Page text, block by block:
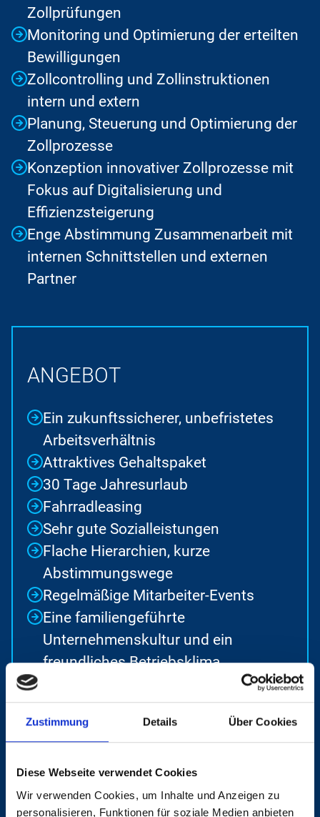
Zustimmung Details Über Cookies
Diese Webseite verwendet Cookies
Wir verwenden Cookies, um Inhalte und Anzeigen zu
personalisieren, Funktionen für soziale Medien anbieten
Zollprüfungen
Monitoring und Optimierung der erteilten
Bewilligungen
Zollcontrolling und Zollinstruktionen
intern und extern
Planung, Steuerung und Optimierung der
Zollprozesse
Konzeption innovativer Zollprozesse mit
Fokus auf Digitalisierung und
Effizienzsteigerung
Enge Abstimmung Zusammenarbeit mit
internen Schnittstellen und externen
Partner
ANGEBOT
Ein zukunftssicherer, unbefristetes
Arbeitsverhältnis
Attraktives Gehaltspaket
30 Tage Jahresurlaub
Fahrradleasing
Sehr gute Sozialleistungen
Flache Hierarchien, kurze
Abstimmungswege
Regelmäßige Mitarbeiter-Events
Eine familiengeführte
Unternehmenskultur und ein
freundliches Betriebsklima
Langjährige Berufserfahrung im